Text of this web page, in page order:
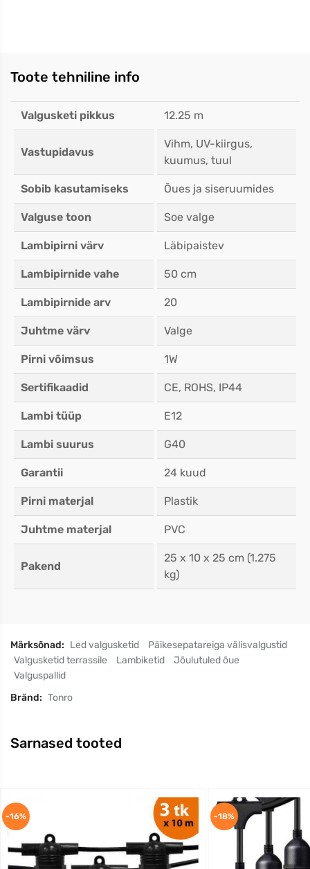
Toote tehniline info
Valgusketi pikkus 12.25 m
Vastupidavus
Vihm, UV-kiirgus,
kuumus, tuul
Sobib kasutamiseks Õues ja siseruumides
Valguse toon Soe valge
Lambipirni värv Läbipaistev
Lambipirnide vahe 50 cm
Lambipirnide arv 20
Juhtme värv Valge
Pirni võimsus 1W
Sertifikaadid CE, ROHS, IP44
Lambi tüüp E12
Lambi suurus G40
Garantii 24 kuud
Pirni materjal Plastik
Juhtme materjal PVC
Pakend
25 x 10 x 25 cm (1.275
kg)
Märksõnad: Led valgusketid
Päikesepatareiga välisvalgustid
Valgusketid terrassile
Lambiketid
Jõulutuled õue
Valguspallid
Bränd: Tonro
Sarnased tooted
-16% -18%